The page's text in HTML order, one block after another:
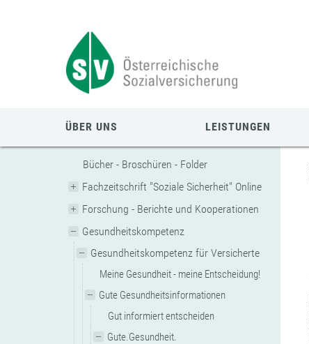
ÜBER UNS LEISTUNGEN
Bücher - Broschüren - Folder
Fachzeitschrift "Soziale Sicherheit" Online
Forschung - Berichte und Kooperationen
Gesundheitskompetenz
Gesundheitskompetenz für Versicherte
Meine Gesundheit - meine Entscheidung!
Gute Gesundheitsinformationen
Gut informiert entscheiden
Gute.Gesundheit.